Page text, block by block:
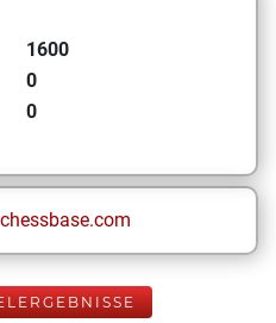
1600
0
0